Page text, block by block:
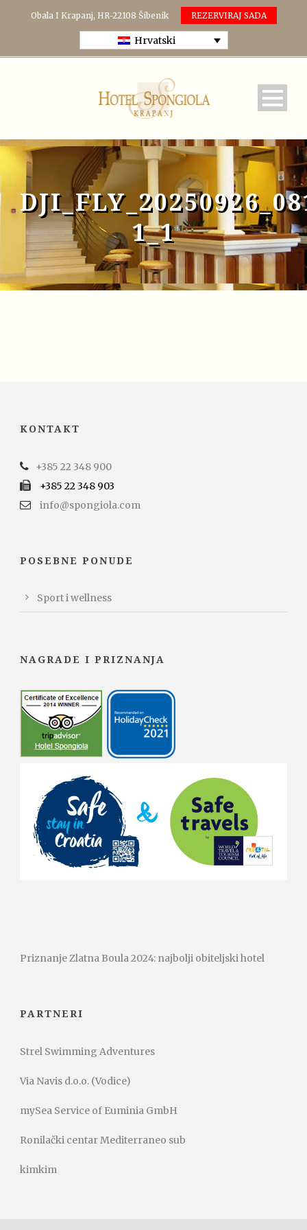
Obala I Krapanj, HR-22108 Šibenik REZERVIRAJ SADA
Hrvatski
1_1
KONTAKT
+385 22 348 900
+385 22 348 903
info@spongiola.com
POSEBNE PONUDE
Sport i wellness
NAGRADE I PRIZNANJA
Priznanje Zlatna Boula 2024: najbolji obiteljski hotel
PARTNERI
Strel Swimming Adventures
Via Navis d.o.o. (Vodice)
mySea Service of Euminia GmbH
Ronilački centar Mediterraneo sub
kimkim